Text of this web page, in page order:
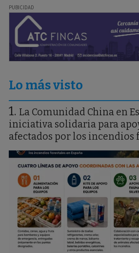
Lo más visto
La Comunidad China en
iniciativa solidaria para
afectados por los incendios